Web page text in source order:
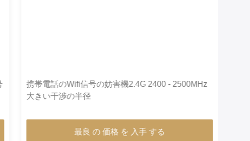
検査部屋のWifiのブロッカー妨害機、携帯電話の
Wifiの妨害機360度の詰め込むこと
最良 の 価格 を 入手 する